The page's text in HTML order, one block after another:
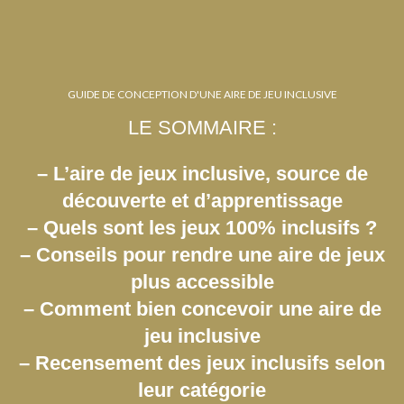
GUIDE DE CONCEPTION D'UNE AIRE DE JEU INCLUSIVE
LE SOMMAIRE :
– L’aire de jeux inclusive, source de
découverte et d’apprentissage
– Quels sont les jeux 100% inclusifs ?
– Conseils pour rendre une aire de jeux
plus accessible
– Comment bien concevoir une aire de
jeu inclusive
– Recensement des jeux inclusifs selon
leur catégorie